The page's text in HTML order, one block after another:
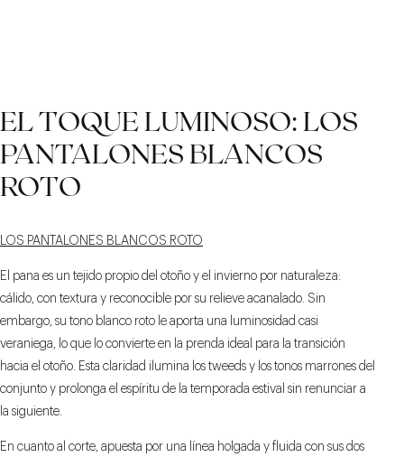
EL TOQUE LUMINOSO: LOS
PANTALONES BLANCOS
ROTO
LOS PANTALONES BLANCOS ROTO
El pana es un tejido propio del otoño y el invierno por naturaleza:
cálido, con textura y reconocible por su relieve acanalado. Sin
embargo, su tono blanco roto le aporta una luminosidad casi
veraniega, lo que lo convierte en la prenda ideal para la transición
hacia el otoño. Esta claridad ilumina los tweeds y los tonos marrones del
conjunto y prolonga el espíritu de la temporada estival sin renunciar a
la siguiente.
En cuanto al corte, apuesta por una línea holgada y fluida con sus dos